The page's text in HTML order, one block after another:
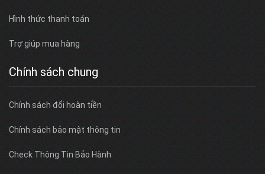
Hình thức thanh toán
Trợ giúp mua hàng
Chính sách chung
Chính sách đổi hoàn tiền
Chính sách bảo mật thông tin
Check Thông Tin Bảo Hành